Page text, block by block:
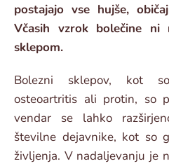
postajajo vse hujše,
Včasih vzrok bolečine ni
sklepom.
Bolezni sklepov, kot
osteoartritis ali protin, so
vendar se lahko
številne dejavnike, kot so
življenja. V nadaljevanju je